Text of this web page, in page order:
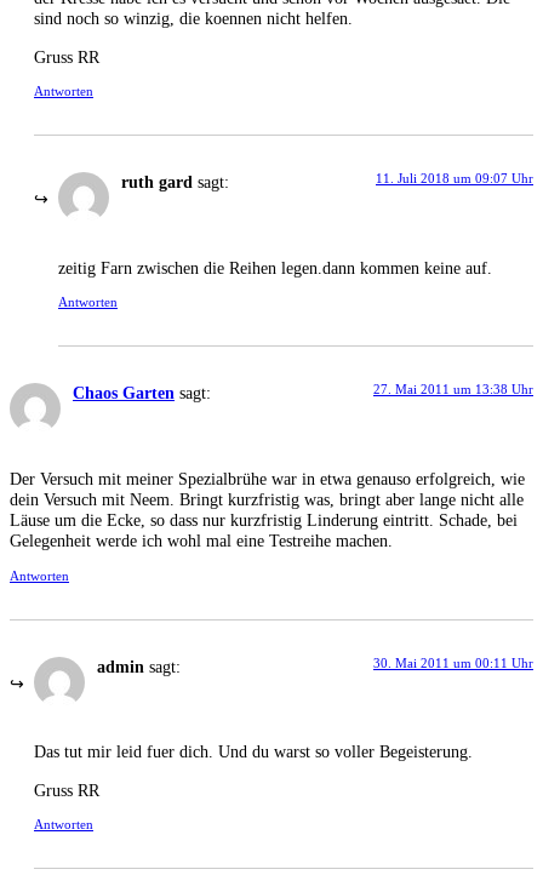
sind noch so winzig, die koennen nicht helfen.
Gruss RR
Antworten
ruth gard sagt: 11. Juli 2018 um 09:07 Uhr
zeitig Farn zwischen die Reihen legen.dann kommen keine auf.
Antworten
Chaos Garten sagt: 27. Mai 2011 um 13:38 Uhr
Der Versuch mit meiner Spezialbrühe war in etwa genauso erfolgreich, wie
dein Versuch mit Neem. Bringt kurzfristig was, bringt aber lange nicht alle
Läuse um die Ecke, so dass nur kurzfristig Linderung eintritt. Schade, bei
Gelegenheit werde ich wohl mal eine Testreihe machen.
Antworten
admin sagt: 30. Mai 2011 um 00:11 Uhr
Das tut mir leid fuer dich. Und du warst so voller Begeisterung.
Gruss RR
Antworten